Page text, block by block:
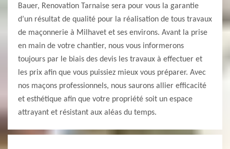
Bauer, Renovation Tarnaise sera pour vous la garantie
d’un résultat de qualité pour la réalisation de tous travaux
de maçonnerie à Milhavet et ses environs. Avant la prise
en main de votre chantier, nous vous informerons
toujours par le biais des devis les travaux à effectuer et
les prix afin que vous puissiez mieux vous préparer. Avec
nos maçons professionnels, nous saurons allier efficacité
et esthétique afin que votre propriété soit un espace
attrayant et résistant aux aléas du temps.